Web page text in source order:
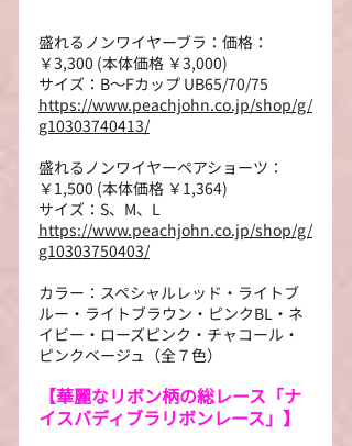
盛れるノンワイヤーブラ：価格：
￥3,300 (本体価格 ￥3,000)
サイズ：B～Fカップ UB65/70/75
https://www.peachjohn.co.jp/shop/g/
g10303740413/
盛れるノンワイヤーペアショーツ：
￥1,500 (本体価格 ￥1,364)
サイズ：S、M、L
https://www.peachjohn.co.jp/shop/g/
g10303750403/
カラー：スペシャルレッド・ライトブ
ルー・ライトブラウン・ピンクBL・ネ
イビー・ローズピンク・チャコール・
ピンクベージュ（全７色）
【華麗なリボン柄の総レース「ナ
イスバディブラリボンレース」】